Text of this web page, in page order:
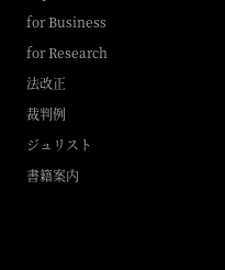
for Business
for Research
法改正
裁判例
ジュリスト
書籍案内